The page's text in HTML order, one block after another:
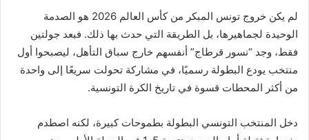
لم يكن خروج تونس المبكر من كأس العالم 2026 هو الصدمة
الوحيدة لجماهيرها، بل الطريقة التي حدث بها ذلك. فبعد جولتين
فقط، وجد “نسور قرطاج” أنفسهم خارج سباق التأهل، ليصبحوا أول
منتخب يودع البطولة رسميًا، في مشاركة تحولت سريعًا إلى واحدة
من أكثر المحطات قسوة في تاريخ الكرة التونسية.
دخل المنتخب التونسي البطولة بطموحات كبيرة، لكنه اصطدم